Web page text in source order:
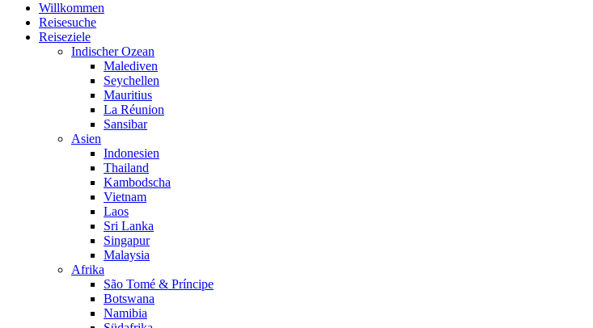
Willkommen
Reisesuche
Reiseziele
Indischer Ozean
Malediven
Seychellen
Mauritius
La Réunion
Sansibar
Asien
Indonesien
Thailand
Kambodscha
Vietnam
Laos
Sri Lanka
Singapur
Malaysia
Afrika
São Tomé & Príncipe
Botswana
Namibia